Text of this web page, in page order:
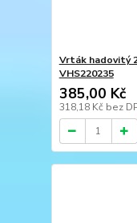
Vrták hadovitý
VHS220235
385,00 Kč
318,18 Kč bez